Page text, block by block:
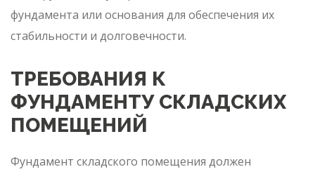
фундамента или основания для обеспечения их
стабильности и долговечности.
ТРЕБОВАНИЯ К
ФУНДАМЕНТУ СКЛАДСКИХ
ПОМЕЩЕНИЙ
Фундамент складского помещения должен